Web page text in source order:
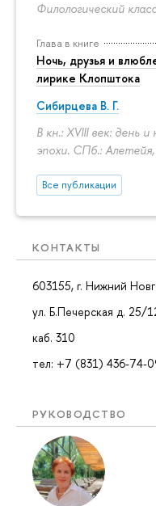
Филологический
Глава в книге
Ночь, друзья и
лирике Клопштока
Сибирцева В. Г.
В кн.: XVIII век: день
эпохи. СПб.:
Все публикации
КОНТАКТЫ
603155, г. Нижний
ул. Б.Печерская д. 25/
каб. 310
тел: +7 (831) 436-74-
РУКОВОДСТВО